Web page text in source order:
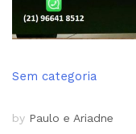
Sem categoria
by Paulo e Ariadne